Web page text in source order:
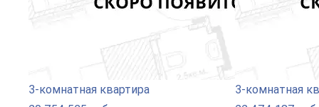
3-комнатная квартира
3-комнатная